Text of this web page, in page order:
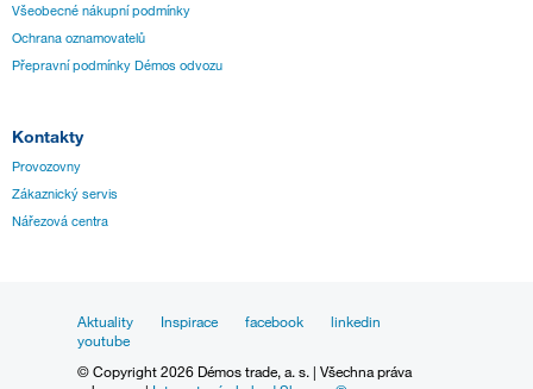
Všeobecné nákupní podmínky
Ochrana oznamovatelů
Přepravní podmínky Démos odvozu
Kontakty
Provozovny
Zákaznický servis
Nářezová centra
Aktuality Inspirace facebook
linkedin
youtube
© Copyright 2026 Démos trade, a. s. | Všechna práva